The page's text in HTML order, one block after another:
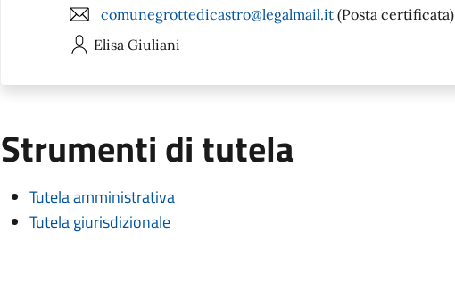
comunegrottedicastro@legalmail.it (Posta certificata)
Elisa Giuliani
Strumenti di tutela
Tutela amministrativa
Tutela giurisdizionale